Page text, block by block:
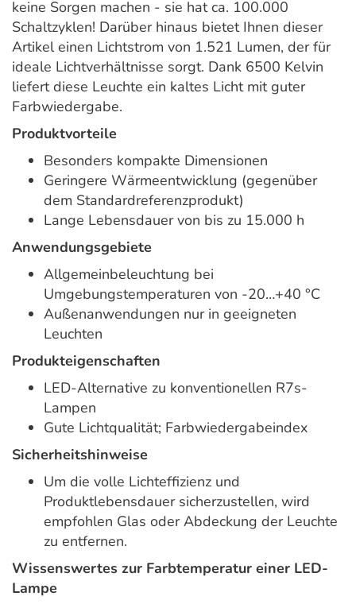
keine Sorgen machen - sie hat ca. 100.000
Schaltzyklen! Darüber hinaus bietet Ihnen dieser
Artikel einen Lichtstrom von 1.521 Lumen, der für
ideale Lichtverhältnisse sorgt. Dank 6500 Kelvin
liefert diese Leuchte ein kaltes Licht mit guter
Farbwiedergabe.
Produktvorteile
Besonders kompakte Dimensionen
Geringere Wärmeentwicklung (gegenüber
dem Standardreferenzprodukt)
Lange Lebensdauer von bis zu 15.000 h
Anwendungsgebiete
Allgemeinbeleuchtung bei
Umgebungstemperaturen von -20…+40 °C
Außenanwendungen nur in geeigneten
Leuchten
Produkteigenschaften
LED-Alternative zu konventionellen R7s-
Lampen
Gute Lichtqualität; Farbwiedergabeindex
Sicherheitshinweise
Um die volle Lichteffizienz und
Produktlebensdauer sicherzustellen, wird
empfohlen Glas oder Abdeckung der Leuchte
zu entfernen.
Wissenswertes zur Farbtemperatur einer LED-
Lampe